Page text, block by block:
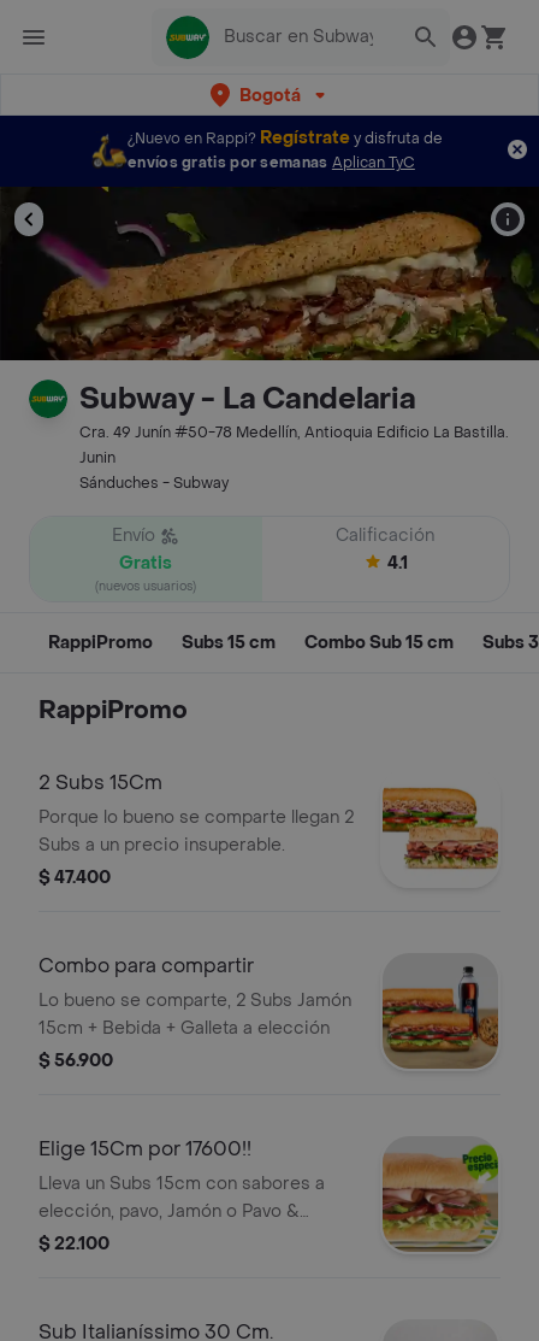
Bogotá
¿Nuevo en Rappi? Regístratey disfruta de
envíos gratis por semanas Aplican TyC
Subway - La Candelaria
Cra. 49 Junín #50-78 Medellín, Antioquia Edificio La Bastilla.
Junin
Sánduches - Subway
Envío
Gratis
(nuevos usuarios)
Calificación
4.1
RappiPromo Subs 15 cm Combo Sub 15 cm Subs
RappiPromo
2 Subs 15Cm
Porque lo bueno se comparte llegan 2
Subs a un precio insuperable.
$ 47.400
Combo para compartir
Lo bueno se comparte, 2 Subs Jamón
15cm + Bebida + Galleta a elección
$ 56.900
Elige 15Cm por 17600!!
Lleva un Subs 15cm con sabores a
elección, pavo, Jamón o Pavo &
Jamón.
$ 22.100
Sub Italianíssimo 30 Cm.